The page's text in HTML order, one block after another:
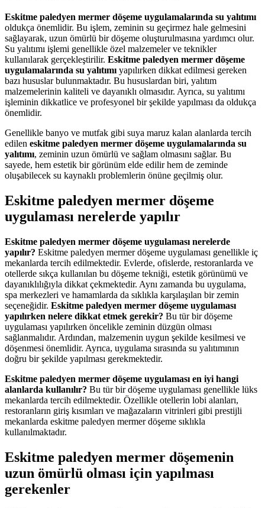
Eskitme paledyen mermer döşeme uygulamalarında su yalıtımı
oldukça önemlidir. Bu işlem, zeminin su geçirmez hale gelmesini
sağlayarak, uzun ömürlü bir döşeme oluşturulmasına yardımcı olur.
Su yalıtımı işlemi genellikle özel malzemeler ve teknikler
kullanılarak gerçekleştirilir. Eskitme paledyen mermer döşeme
uygulamalarında su yalıtımı yapılırken dikkat edilmesi gereken
bazı hususlar bulunmaktadır. Bu hususlardan biri, yalıtım
malzemelerinin kaliteli ve dayanıklı olmasıdır. Ayrıca, su yalıtımı
işleminin dikkatlice ve profesyonel bir şekilde yapılması da oldukça
önemlidir.
Genellikle banyo ve mutfak gibi suya maruz kalan alanlarda tercih
edilen eskitme paledyen mermer döşeme uygulamalarında su
yalıtımı, zeminin uzun ömürlü ve sağlam olmasını sağlar. Bu
sayede, hem estetik bir görünüm elde edilir hem de zeminde
oluşabilecek su kaynaklı problemlerin önüne geçilmiş olur.
Eskitme paledyen mermer döşeme
uygulaması nerelerde yapılır
Eskitme paledyen mermer döşeme uygulaması nerelerde
yapılır? Eskitme paledyen mermer döşeme uygulaması genellikle iç
mekanlarda tercih edilmektedir. Evlerde, ofislerde, restoranlarda ve
otellerde sıkça kullanılan bu döşeme tekniği, estetik görünümü ve
dayanıklılığıyla dikkat çekmektedir. Aynı zamanda bu uygulama,
spa merkezleri ve hamamlarda da sıklıkla karşılaşılan bir zemin
seçeneğidir. Eskitme paledyen mermer döşeme uygulaması
yapılırken nelere dikkat etmek gerekir? Bu tür bir döşeme
uygulaması yapılırken öncelikle zeminin düzgün olması
sağlanmalıdır. Ardından, malzemenin uygun şekilde kesilmesi ve
döşenmesi önemlidir. Ayrıca, uygulama sırasında su yalıtımının
doğru bir şekilde yapılması gerekmektedir.
Eskitme paledyen mermer döşeme uygulaması en iyi hangi
alanlarda kullanılır? Bu tür bir döşeme uygulaması genellikle lüks
mekanlarda tercih edilmektedir. Özellikle otellerin lobi alanları,
restoranların giriş kısımları ve mağazaların vitrinleri gibi prestijli
mekanlarda eskitme paledyen mermer döşeme sıklıkla
kullanılmaktadır.
Eskitme paledyen mermer döşemenin
uzun ömürlü olması için yapılması
gerekenler